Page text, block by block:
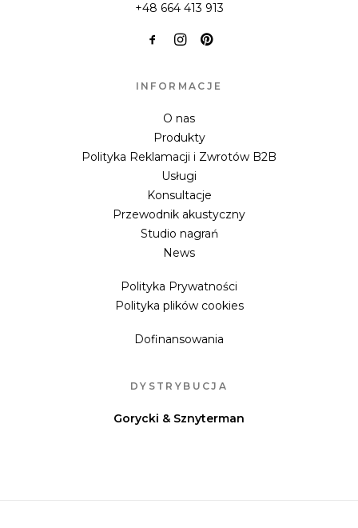
+48 664 413 913
INFORMACJE
O nas
Produkty
Polityka Reklamacji i Zwrotów B2B
Usługi
Konsultacje
Przewodnik akustyczny
Studio nagrań
News
Polityka Prywatności
Polityka plików cookies
Dofinansowania
DYSTRYBUCJA
Gorycki & Sznyterman